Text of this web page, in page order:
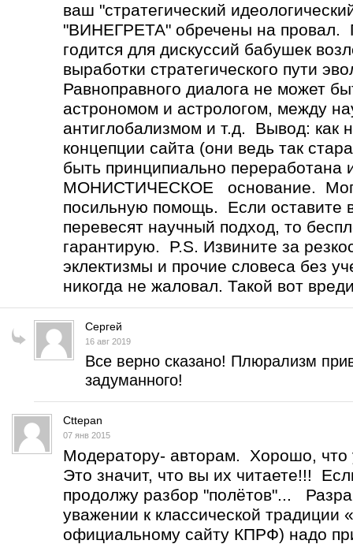
ваш "стратегический
"ВИНЕГРЕТА" обречены на
годится для дискуссий бабушек
выработки стратегического пути
Равноправного диалога не
астрономом и астрологом, между
антиглобализмом и т.д. Вывод: как
концепции сайта (они ведь так
быть принципиально переработана
МОНИСТИЧЕСКОЕ основание. Могу
посильную помощь. Если оставите
перевесят научный подход, то
гарантирую. P.S. Извините за
эклектизмы и прочие словеса без
никогда не жаловал. Такой вот
Сергей
16 авг 2019
Все верно сказано! Плюрализм
задуманного!
Cttepan
07 янв 2015
Модератору- авторам. Хорошо, что
Это значит, что вы их читаете!!!
продолжу разбор "полётов"...
уважении к классической традиции
официальному сайту КПРФ) надо